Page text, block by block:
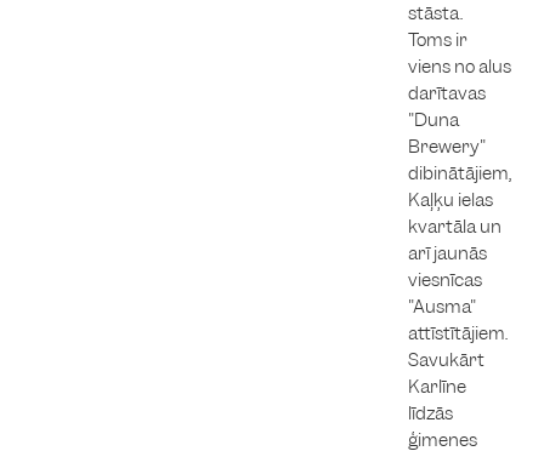
stāsta.
Toms ir
viens no alus
darītavas
"Duna
Brewery"
dibinātājiem,
Kaļķu ielas
kvartāla un
arī jaunās
viesnīcas
"Ausma"
attīstītājiem.
Savukārt
Karlīne
līdzās
ģimenes